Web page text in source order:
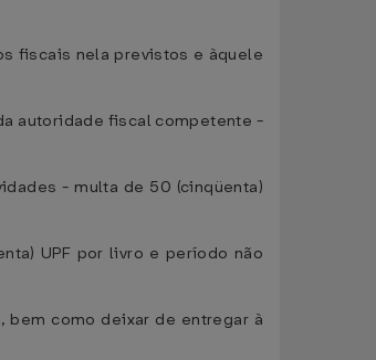
fiscais nela previstos e àquele
autoridade fiscal competente -
- multa de 50 (cinqüenta)
UPF por livro e período não
bem como deixar de entregar à